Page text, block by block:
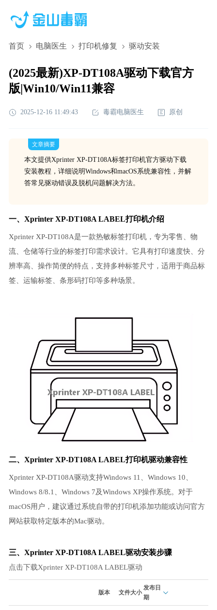
首页 电脑医生 打印机修复 驱动安装
(2025最新)XP-DT108A驱动下载官方
版|Win10/Win11兼容
2025-12-16 11:49:43 毒霸电脑医生 原创
文章摘要
本文提供Xprinter XP-DT108A标签打印机官方驱动下载
安装教程，详细说明Windows和macOS系统兼容性，并解
答常见驱动错误及脱机问题解决方法。
一、Xprinter XP-DT108A LABEL打印机介绍
Xprinter XP-DT108A是一款热敏标签打印机，专为零售、物
流、仓储等行业的标签打印需求设计。它具有打印速度快、分
辨率高、操作简便的特点，支持多种标签尺寸，适用于商品标
签、运输标签、条形码打印等多种场景。
二、Xprinter XP-DT108A LABEL打印机驱动兼容性
Xprinter XP-DT108A驱动支持Windows 11、Windows 10、
Windows 8/8.1、Windows 7及Windows XP操作系统。对于
macOS用户，建议通过系统自带的打印机添加功能或访问官方
网站获取特定版本的Mac驱动。
三、Xprinter XP-DT108A LABEL驱动安装步骤
点击下载Xprinter XP-DT108A LABEL驱动
版本 文件大小
发布日
期